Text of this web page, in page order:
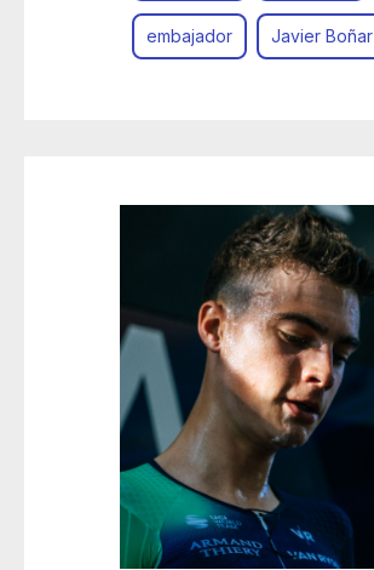
embajador Javier Boñar